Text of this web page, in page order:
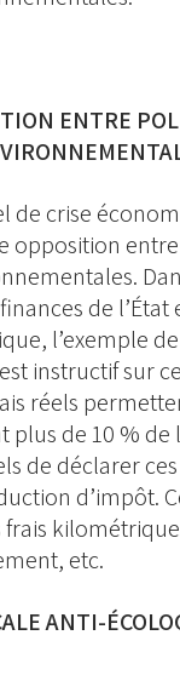
ENTRE
de crise
opposition
de l’État
l’exemple
instructif sur
réels
plus de 10 %
de déclarer
d’impôt.
etc.
ANTI-